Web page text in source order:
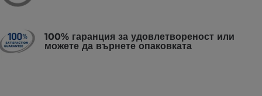
100% гаранция за удовлетвореност или
можете да върнете опаковката